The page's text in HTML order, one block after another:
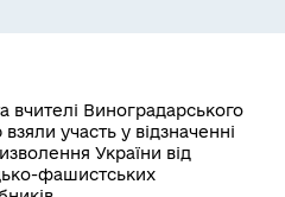
вчителі Виноградарського
участь у відзначенні
України від
фашистських